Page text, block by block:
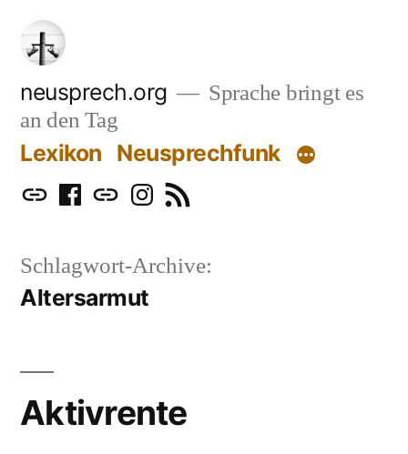
Zum
Inhalt
springen
neusprech.org
Sprache bringt es
an den Tag
Lexikon Neusprechfunk
MastodonFacebook
BlueskyInstagram
RSS
Schlagwort-Archive:
Altersarmut
Aktivrente